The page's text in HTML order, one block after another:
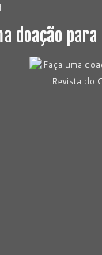
doação